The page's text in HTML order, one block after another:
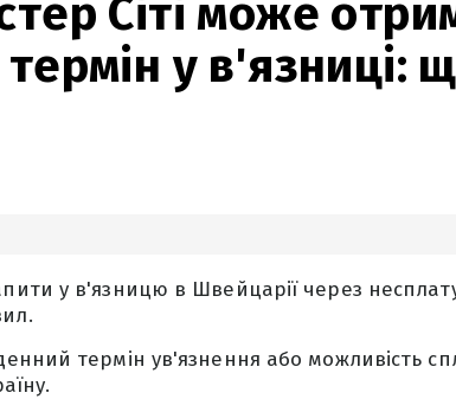
Сіті може
у в'язниці:
у в'язницю в Швейцарії через
термін ув'язнення або можливість